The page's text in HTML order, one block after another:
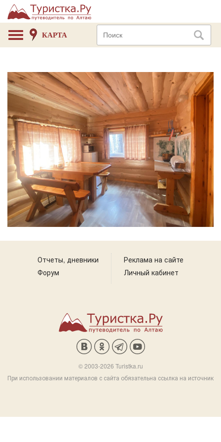
КАРТА
Отчеты, дневники
Форум
Реклама на сайте
Личный кабинет
© 2003-2026 Turistka.ru
При использовании материалов с сайта обязательна ссылка на источник